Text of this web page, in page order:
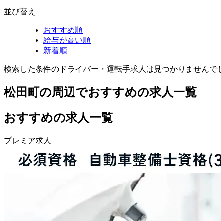
並び替え
おすすめ順
給与が高い順
新着順
検索した条件のドライバー・運転手求人は見つかりませんで
松田町の周辺でおすすめの求人一覧
おすすめの求人一覧
プレミア求人